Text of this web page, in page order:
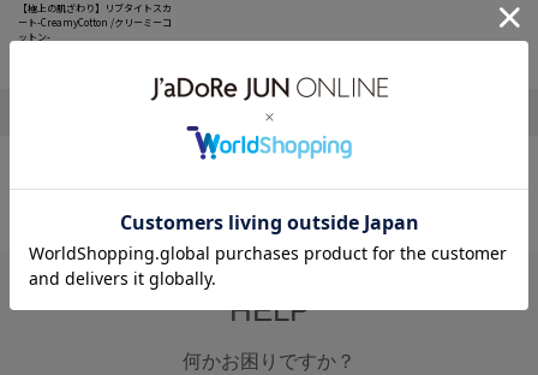
【極上の肌ざわり】リブタイトスカ
ート-CreamyCotton /クリーミーコ
ットン-
1
HELP
何かお困りですか？